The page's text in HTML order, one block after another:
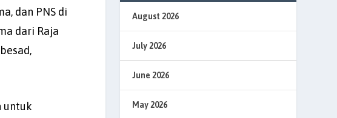
dan PNS di
dari Raja
untuk
August 2026
July 2026
June 2026
May 2026